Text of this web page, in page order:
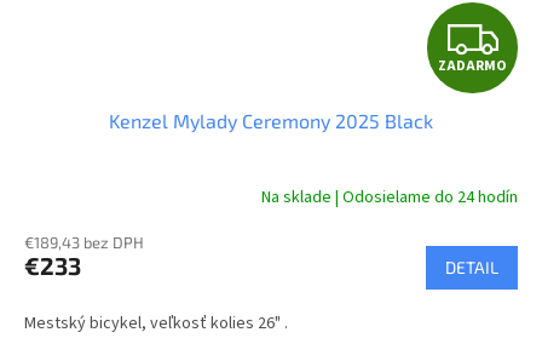
Z
A
A
R
M
ZADARMO
Kenzel Mylady Ceremony 2025 Black
Na sklade | Odosielame do 24 hodín
€189,43 bez DPH
€233 DETAIL
Mestský bicykel, veľkosť kolies 26" .